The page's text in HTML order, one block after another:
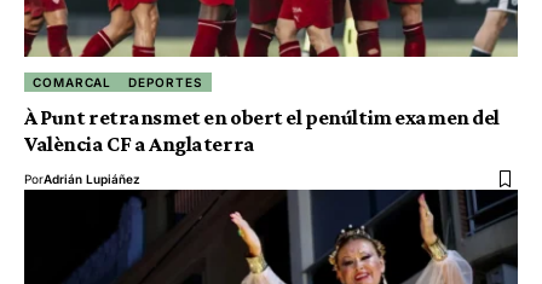
COMARCAL DEPORTES
À Punt retransmet en obert el penúltim examen del
València CF a Anglaterra
PorAdrián Lupiáñez